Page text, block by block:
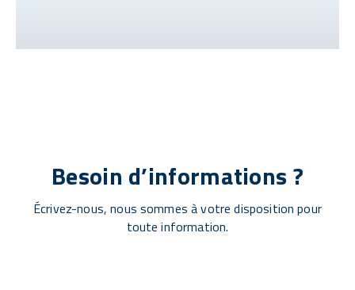
Besoin d’informations ?
Écrivez-nous, nous sommes à votre disposition pour
toute information.